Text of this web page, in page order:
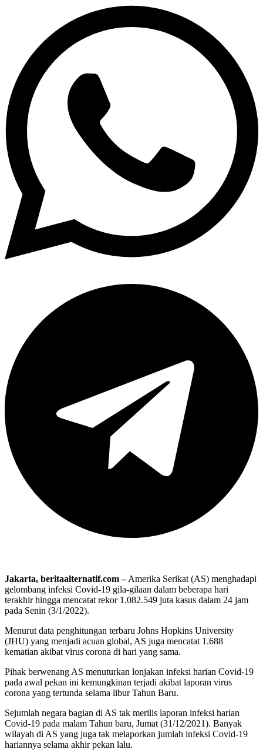
Jakarta, beritaalternatif.com –Amerika Serikat (AS) menghadapi
gelombang infeksi Covid-19 gila-gilaan dalam beberapa hari
terakhir hingga mencatat rekor 1.082.549 juta kasus dalam 24 jam
pada Senin (3/1/2022).
Menurut data penghitungan terbaru Johns Hopkins University
(JHU) yang menjadi acuan global, AS juga mencatat 1.688
kematian akibat virus corona di hari yang sama.
Pihak berwenang AS menuturkan lonjakan infeksi harian Covid-19
pada awal pekan ini kemungkinan terjadi akibat laporan virus
corona yang tertunda selama libur Tahun Baru.
Sejumlah negara bagian di AS tak merilis laporan infeksi harian
Covid-19 pada malam Tahun baru, Jumat (31/12/2021). Banyak
wilayah di AS yang juga tak melaporkan jumlah infeksi Covid-19
hariannya selama akhir pekan lalu.